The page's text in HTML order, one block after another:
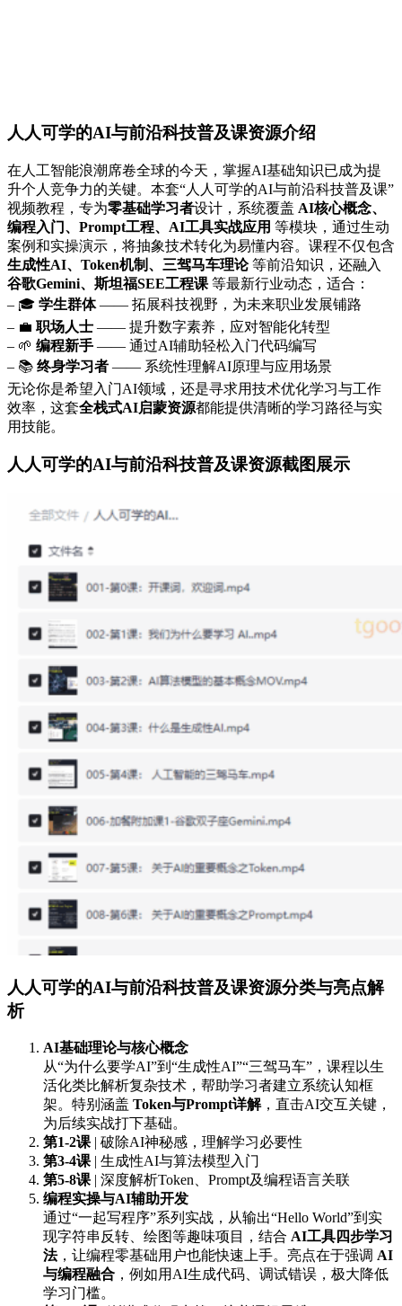
人人可学的AI与前沿科技普及课资源介绍
在人工智能浪潮席卷全球的今天，掌握AI基础知识已成为提
升个人竞争力的关键。本套“人人可学的AI与前沿科技普及课”
视频教程，专为零基础学习者设计，系统覆盖 AI核心概念、
编程入门、Prompt工程、AI工具实战应用 等模块，通过生动
案例和实操演示，将抽象技术转化为易懂内容。课程不仅包含
生成性AI、Token机制、三驾马车理论等前沿知识，还融入
谷歌Gemini、斯坦福SEE工程课 等最新行业动态，适合：
– 🎓 学生群体—— 拓展科技视野，为未来职业发展铺路
– 💼 职场人士 —— 提升数字素养，应对智能化转型
– 🌱 编程新手 —— 通过AI辅助轻松入门代码编写
– 📚 终身学习者 —— 系统性理解AI原理与应用场景
无论你是希望入门AI领域，还是寻求用技术优化学习与工作
效率，这套全栈式AI启蒙资源都能提供清晰的学习路径与实
用技能。
人人可学的AI与前沿科技普及课资源截图展示
人人可学的AI与前沿科技普及课资源分类与亮点解
析
AI基础理论与核心概念
从“为什么要学AI”到“生成性AI”“三驾马车”，课程以生
活化类比解析复杂技术，帮助学习者建立系统认知框
架。特别涵盖 Token与Prompt详解，直击AI交互关键，
为后续实战打下基础。
第1-2课 | 破除AI神秘感，理解学习必要性
第3-4课 | 生成性AI与算法模型入门
第5-8课 | 深度解析Token、Prompt及编程语言关联
编程实操与AI辅助开发
通过“一起写程序”系列实战，从输出“Hello World”到实
现字符串反转、绘图等趣味项目，结合 AI工具四步学习
法，让编程零基础用户也能快速上手。亮点在于强调 AI
与编程融合 ，例如用AI生成代码、调试错误，极大降低
学习门槛。